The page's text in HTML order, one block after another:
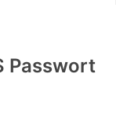
Passwort